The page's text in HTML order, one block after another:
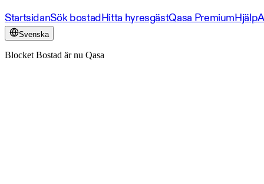
StartsidanSök bostadHitta hyresgästQasa PremiumHjälp
Svenska
Blocket Bostad är nu Qasa